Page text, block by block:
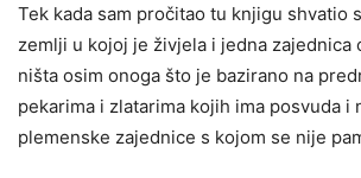
Tek kada sam pročitao tu knjigu shvatio
zemlji u kojoj je živjela i jedna zajednica
ništa osim onoga što je bazirano na
pekarima i zlatarima kojih ima posvuda i
plemenske zajednice s kojom se nije